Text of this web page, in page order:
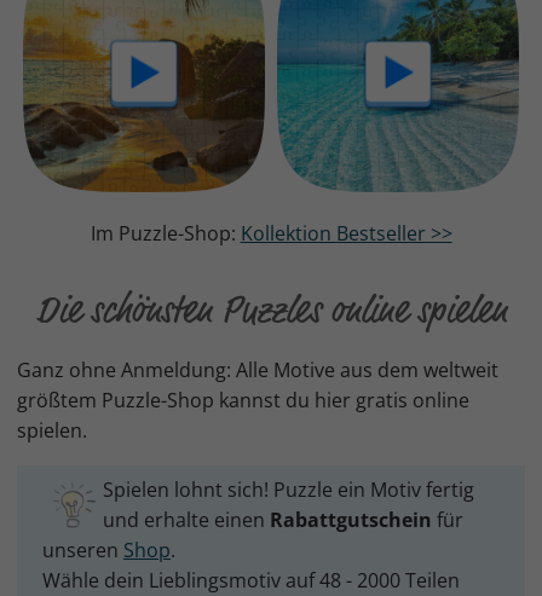
Im Puzzle-Shop: Kollektion Bestseller >>
Die schönsten Puzzles online spielen
Ganz ohne Anmeldung: Alle Motive aus dem weltweit
größtem Puzzle-Shop kannst du hier gratis online
spielen.
Spielen lohnt sich! Puzzle ein Motiv fertig
und erhalte einen Rabattgutschein für
unseren Shop.
Wähle dein Lieblingsmotiv auf 48 - 2000 Teilen